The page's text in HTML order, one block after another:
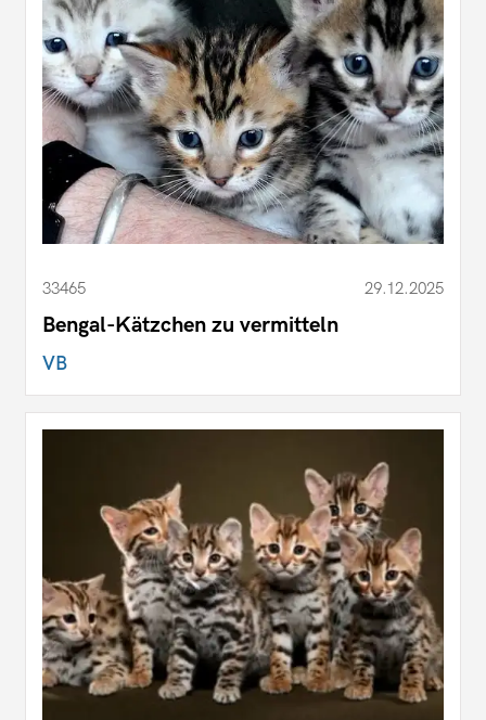
33465 29.12.2025
Bengal-Kätzchen zu vermitteln
VB